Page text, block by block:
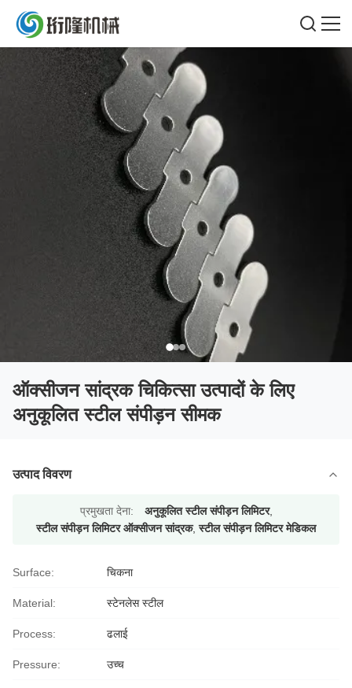
ऑक्सीजन सांद्रक चिकित्सा उत्पादों के लिए
अनुकूलित स्टील संपीड़न सीमक
उत्पाद विवरण
प्रमुखता देना: अनुकूलित स्टील संपीड़न लिमिटर,
स्टील संपीड़न लिमिटर ऑक्सीजन सांद्रक,स्टील संपीड़न लिमिटर मेडिकल
Surface: चिकना
Material: स्टेनलेस स्टील
Process: ढलाई
Pressure: उच्च